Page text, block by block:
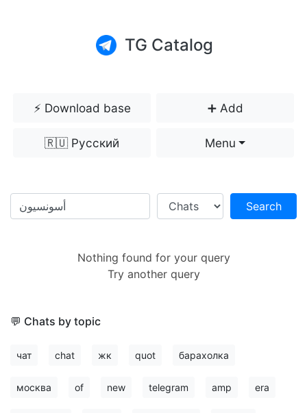
TG Catalog
⚡️ Download base ➕ Add
🇷🇺 Русский Menu
Search
Nothing found for your query
Try another query
💬 Chats by topic
чат chat жк quot барахолка
москва of new telegram amp era